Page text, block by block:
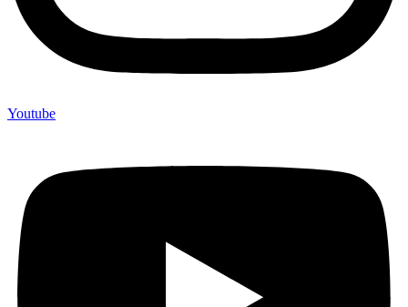
Youtube